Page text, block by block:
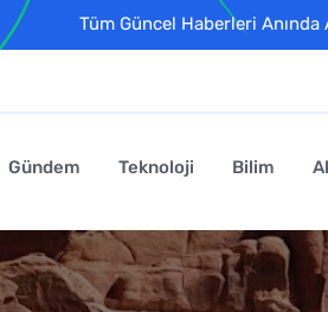
Tüm Güncel Haberleri
Gündem Teknoloji Bilim